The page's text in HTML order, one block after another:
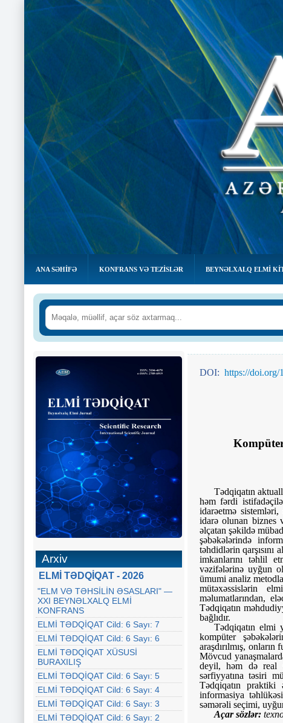
ANA SƏHIFƏ KONFRANS VƏ TEZİSLƏR BEYNƏLXALQ ELMİ
Arxiv
ELMİ TƏDQİQAT - 2026
"ELM VƏ TƏHSİLİN ƏSASLARI" —
XXI BEYNƏLXALQ ELMİ
KONFRANS
ELMİ TƏDQİQAT Cild: 6 Sayı: 7
ELMİ TƏDQİQAT Cild: 6 Sayı: 6
ELMİ TƏDQİQAT XÜSUSİ
BURAXILIŞ
ELMİ TƏDQİQAT Cild: 6 Sayı: 5
ELMİ TƏDQİQAT Cild: 6 Sayı: 4
ELMİ TƏDQİQAT Cild: 6 Sayı: 3
ELMİ TƏDQİQAT Cild: 6 Sayı: 2
DOI: https://doi.org/
Tədqiqatın
həm fərdi
idarəetmə
idarə olunan biznes
əlçatan şəkildə
şəbəkələrində
təhdidlərin qarşısını
imkanlarını təhlil
vəzifələrinə uyğun
ümumi analiz
mütəxəssislərin
məlumatlarından,
Tədqiqatın
bağlıdır.
Tədqiqatın elmi
kompüter
araşdırılmış,
Mövcud
deyil, həm də real
sərfiyyatına təsiri
Tədqiqatın praktiki
informasiya
səmərəli seçimi,
Açar sözlər: